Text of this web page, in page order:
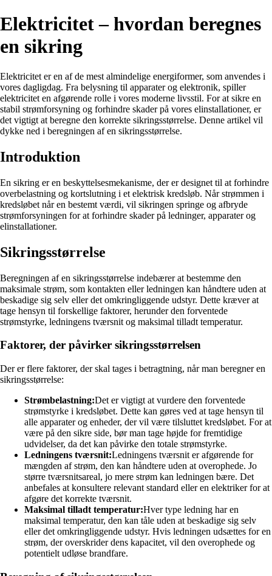
Elektricitet – hvordan beregnes
en sikring
Elektricitet er en af de mest almindelige energiformer, som anvendes i
vores dagligdag. Fra belysning til apparater og elektronik, spiller
elektricitet en afgørende rolle i vores moderne livsstil. For at sikre en
stabil strømforsyning og forhindre skader på vores elinstallationer, er
det vigtigt at beregne den korrekte sikringsstørrelse. Denne artikel vil
dykke ned i beregningen af en sikringsstørrelse.
Introduktion
En sikring er en beskyttelsesmekanisme, der er designet til at forhindre
overbelastning og kortslutning i et elektrisk kredsløb. Når strømmen i
kredsløbet når en bestemt værdi, vil sikringen springe og afbryde
strømforsyningen for at forhindre skader på ledninger, apparater og
elinstallationer.
Sikringsstørrelse
Beregningen af en sikringsstørrelse indebærer at bestemme den
maksimale strøm, som kontakten eller ledningen kan håndtere uden at
beskadige sig selv eller det omkringliggende udstyr. Dette kræver at
tage hensyn til forskellige faktorer, herunder den forventede
strømstyrke, ledningens tværsnit og maksimal tilladt temperatur.
Faktorer, der påvirker sikringsstørrelsen
Der er flere faktorer, der skal tages i betragtning, når man beregner en
sikringsstørrelse:
Strømbelastning:Det er vigtigt at vurdere den forventede
strømstyrke i kredsløbet. Dette kan gøres ved at tage hensyn til
alle apparater og enheder, der vil være tilsluttet kredsløbet. For at
være på den sikre side, bør man tage højde for fremtidige
udvidelser, da det kan påvirke den totale strømstyrke.
Ledningens tværsnit:Ledningens tværsnit er afgørende for
mængden af strøm, den kan håndtere uden at overophede. Jo
større tværsnitsareal, jo mere strøm kan ledningen bære. Det
anbefales at konsultere relevant standard eller en elektriker for at
afgøre det korrekte tværsnit.
Maksimal tilladt temperatur:Hver type ledning har en
maksimal temperatur, den kan tåle uden at beskadige sig selv
eller det omkringliggende udstyr. Hvis ledningen udsættes for en
strøm, der overskrider dens kapacitet, vil den overophede og
potentielt udløse brandfare.